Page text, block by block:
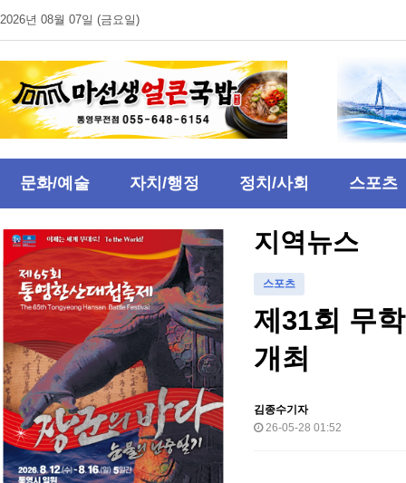
2026년 08월 07일 (금요일)
문화/예술 자치/행정 정치/사회 스포츠
지역뉴스
스포츠
제31회 무
개최
김종수기자
26-05-28 01:52